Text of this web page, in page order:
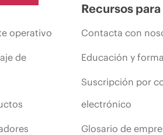
operativo
de
Recursos
Contacta con
Educación y
Suscripción por
electrónico
Glosario de